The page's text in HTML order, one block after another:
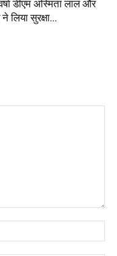
डीएम अस्मिता लाल और
लिया सुरक्षा...